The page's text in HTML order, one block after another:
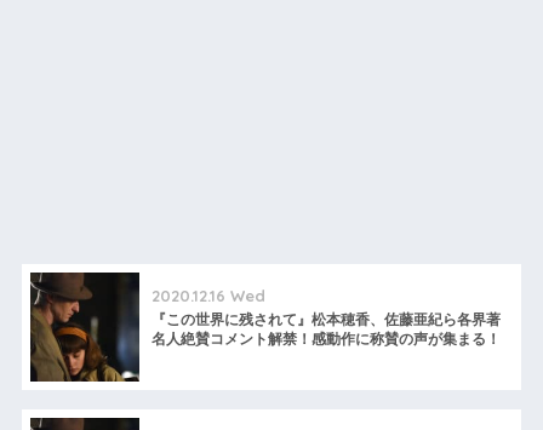
2020.12.16 Wed
『この世界に残されて』松本穂香、佐藤亜紀ら各界著
名人絶賛コメント解禁！感動作に称賛の声が集まる！